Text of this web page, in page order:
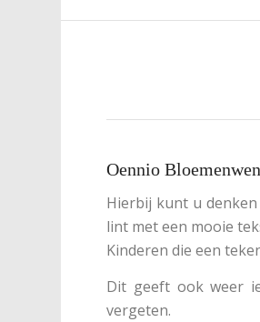
Oennio
Hierbij kunt u
lint met een mooie
Kinderen die een
Dit geeft ook weer
vergeten.